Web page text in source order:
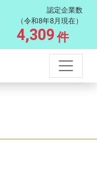
認定企業数
（令和8年8月現在）
4,309 件